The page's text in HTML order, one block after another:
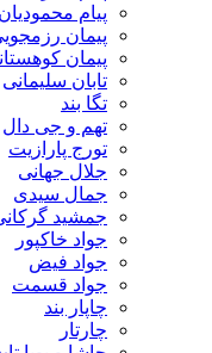
پیام محمودیان
پیمان
پیمان
تابان سلیمانی
تگا بند
تهم و جی دال
تورج پارازیت
جلال جهانی
جمال سیدی
جمشید
جواد خاکپور
جواد فیض
جواد قسمت
چاپار بند
چارتار